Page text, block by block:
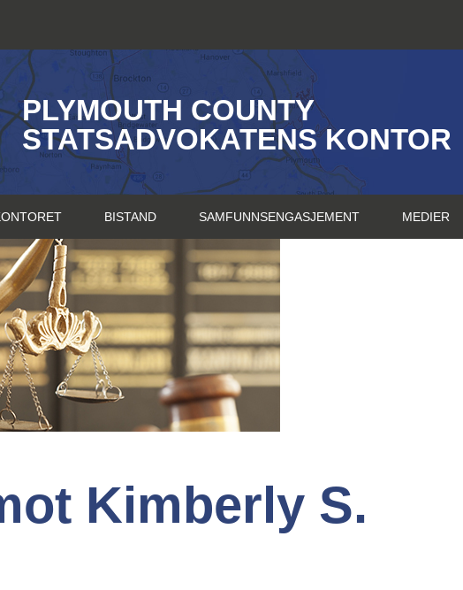
PLYMOUTH COUNTY
STATSADVOKATENS KONTOR
BISTAND SAMFUNNSENGASJEMENT MEDIER
Kimberly S.